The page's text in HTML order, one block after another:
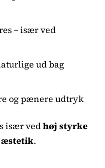
– især ved
ud bag
og pænere udtryk
især vedhøj styrke
æstetik.